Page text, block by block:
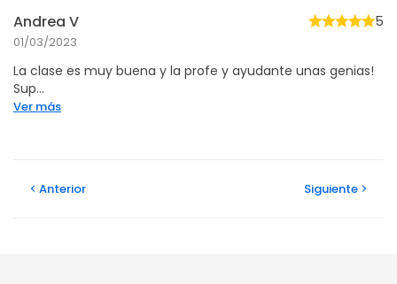
Andrea V
01/03/2023
5
La clase es muy buena y la profe y ayudante unas genias!
Sup...
Ver más
Anterior Siguiente